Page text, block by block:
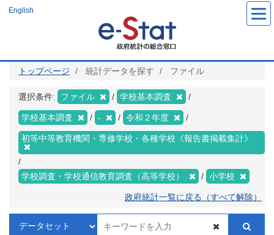
ツ
English
トップページ 統計データを探す ファイル
選択条件: ファイル 学校基本調査
学校基本調査 - 令和２年度
初等中等教育機関・専修学校・各種学校《報告書掲載集計》
学校調査・学校通信教育調査（高等学校） 小学校
政府統計一覧に戻る（すべて解除）